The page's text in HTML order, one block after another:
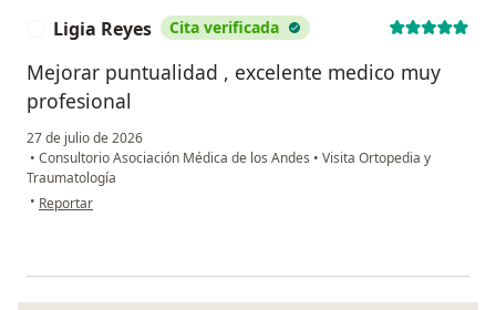
Ligia Reyes Cita verificada
Mejorar puntualidad , excelente medico muy
profesional
27 de julio de 2026
• Consultorio Asociación Médica de los Andes • Visita Ortopedia y
Traumatología
• en opinión del usuario Ligia Reyes
Reportar